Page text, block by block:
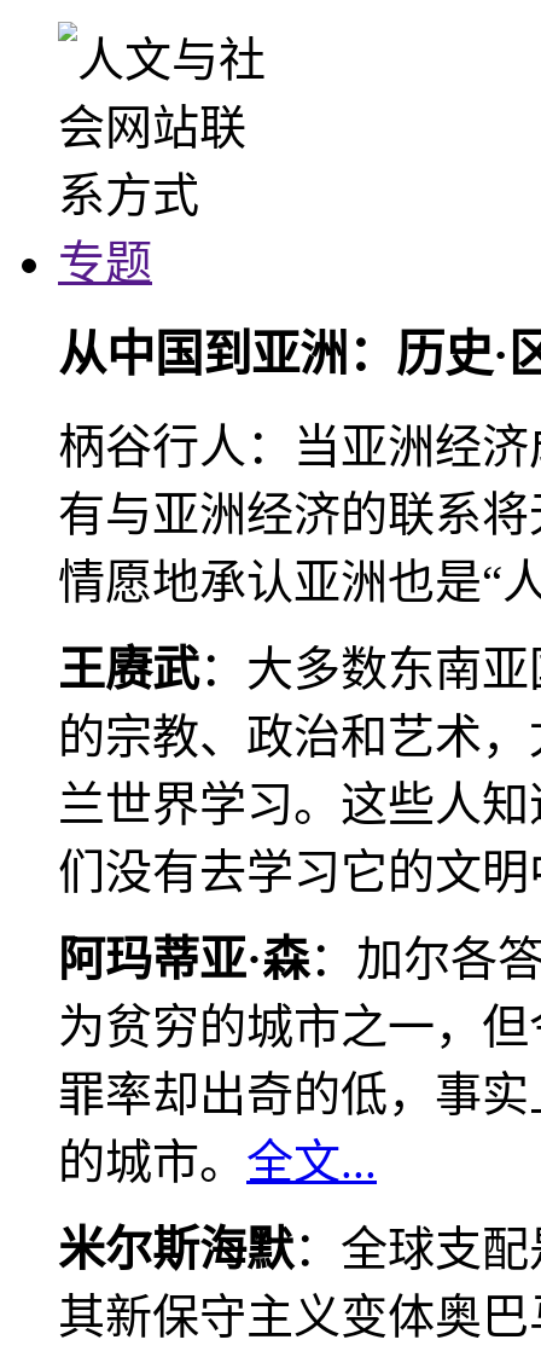
专题
从中国到亚洲：历史·
柄谷行人：当亚洲经
有与亚洲经济的联系
情愿地承认亚洲也是“
王赓武：大多数东南
的宗教、政治和艺术
兰世界学习。这些人
们没有去学习它的文
阿玛蒂亚·森：加尔各
为贫穷的城市之一，
罪率却出奇的低，事
的城市。 全文...
米尔斯海默：全球支
其新保守主义变体奥